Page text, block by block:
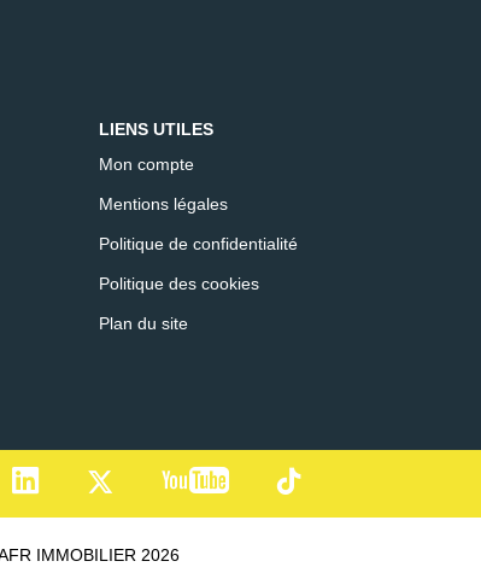
LIENS UTILES
Mon compte
Mentions légales
Politique de confidentialité
Politique des cookies
Plan du site
IMMOBILIER 2026